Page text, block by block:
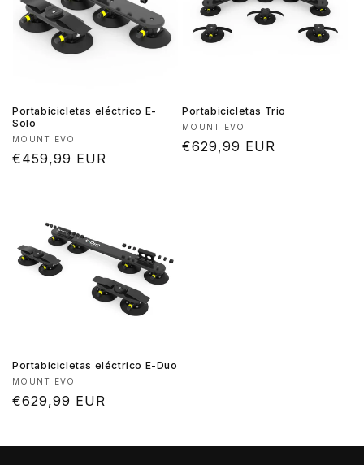
Portabicicletas eléctrico E-
Solo
Proveedor:
MOUNT EVO
Precio
€459,99 EUR
Portabicicletas Trio
Proveedor:
MOUNT EVO
Precio
€629,99 EUR
Portabicicletas eléctrico E-Duo
Proveedor:
MOUNT EVO
Precio
€629,99 EUR